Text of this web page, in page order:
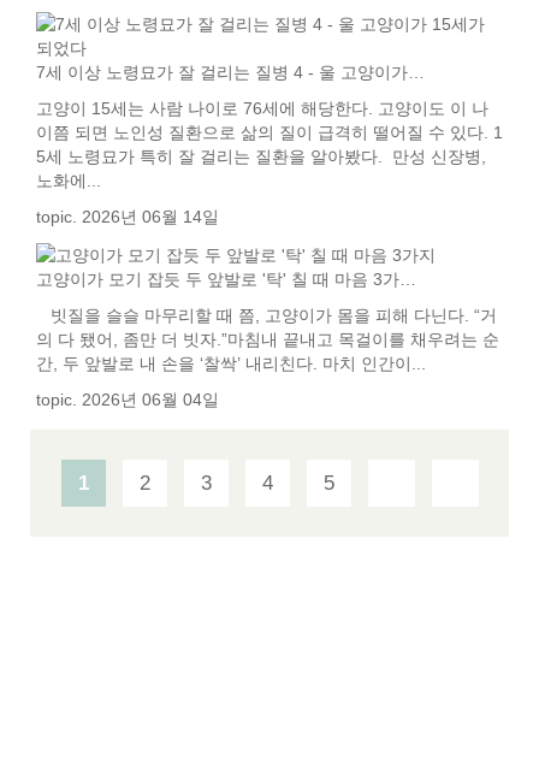
7세 이상 노령묘가 잘 걸리는 질병 4 - 울 고양이가…
고양이 15세는 사람 나이로 76세에 해당한다. 고양이도 이 나
이쯤 되면 노인성 질환으로 삶의 질이 급격히 떨어질 수 있다. 1
5세 노령묘가 특히 잘 걸리는 질환을 알아봤다. 만성 신장병,
노화에...
topic. 2026년 06월 14일
고양이가 모기 잡듯 두 앞발로 '탁' 칠 때 마음 3가…
빗질을 슬슬 마무리할 때 쯤, 고양이가 몸을 피해 다닌다. “거
의 다 됐어, 좀만 더 빗자.”마침내 끝내고 목걸이를 채우려는 순
간, 두 앞발로 내 손을 ‘찰싹’ 내리친다. 마치 인간이...
topic. 2026년 06월 04일
1 2 3 4 5